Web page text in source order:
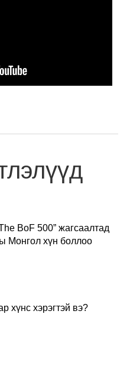
BoF 500” жагсаалтад
Монгол хүн боллоо
хүнс хэрэгтэй вэ?